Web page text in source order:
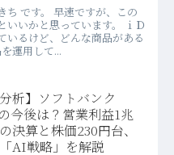
ち です。 早速ですが、この
いかと思っています。 ｉＤ
いるけど、どんな商品がある
運用して...
分析】ソフトバンク
今後は？営業利益1兆
決算と株価230円台、
AI戦略」を解説